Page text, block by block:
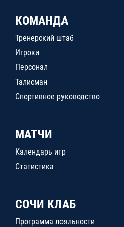
КОМАНДА
Тренерский штаб
Игроки
Персонал
Талисман
Спортивное руководство
МАТЧИ
Календарь игр
Статистика
СОЧИ КЛАБ
Программа лояльности